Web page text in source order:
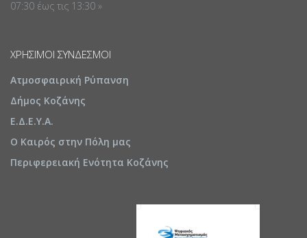
07:30 έως τις 13:30 »
ΧΡΉΣΙΜΟΙ ΣΎΝΔΕΣΜΟΙ
Ατμοσφαιρική Ρύπανση
Δήμος Κοζάνης
Ε.Δ.Ε.Υ.Α.
Ο Καιρός στην Πόλη μας
Περιφερειακή Ενότητα Κοζάνης